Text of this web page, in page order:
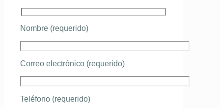
Nombre (requerido)
Correo electrónico (requerido)
Teléfono (requerido)